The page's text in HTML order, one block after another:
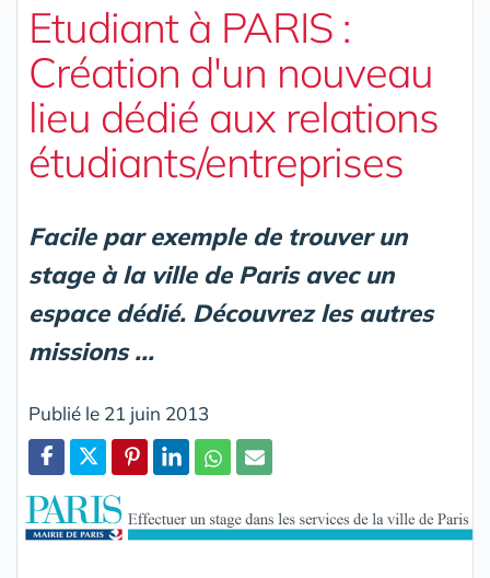
10 annonces
Etudiant à PARIS :
Création d'un nouveau
lieu dédié aux relations
étudiants/entreprises
Facile par exemple de trouver un
stage à la ville de Paris avec un
espace dédié. Découvrez les autres
missions ...
Publié le 21 juin 2013